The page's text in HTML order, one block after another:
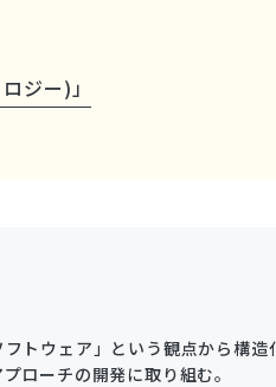
ジー)」
トウェア」という観点から構造
ローチの開発に取り組む。